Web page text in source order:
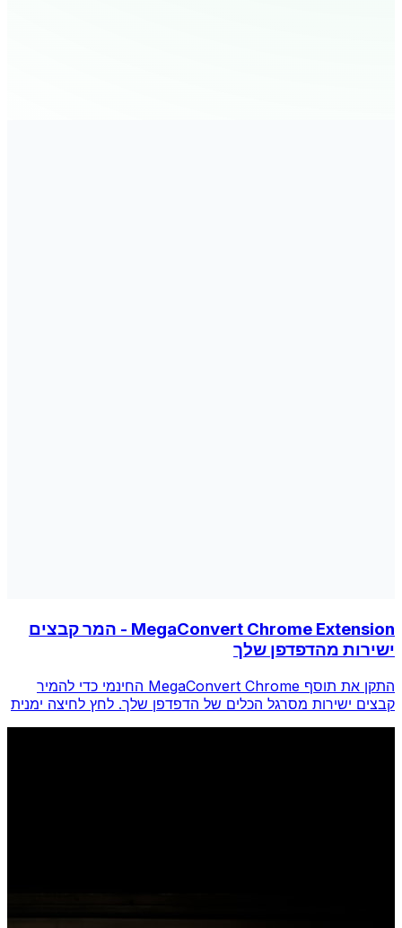
MegaConvert Chrome Extension - המר קבצים
ישירות מהדפדפן שלך
התקן את תוסף MegaConvert Chrome החינמי כדי להמיר
קבצים ישירות מסרגל הכלים של הדפדפן שלך. לחץ לחיצה ימנית